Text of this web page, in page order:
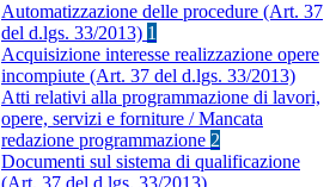
Automatizzazione delle procedure (Art. 37
del d.lgs. 33/2013) 1
Acquisizione interesse realizzazione opere
incompiute (Art. 37 del d.lgs. 33/2013)
Atti relativi alla programmazione di lavori,
opere, servizi e forniture / Mancata
redazione programmazione 2
Documenti sul sistema di qualificazione